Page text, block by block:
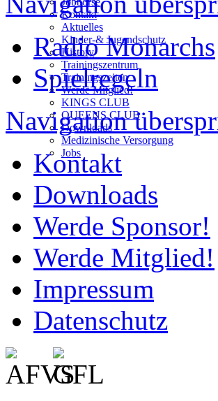
Kontakt
Aktuelles
Kinder-& Jugendschutz
History
Trainingszentrum
Trainingszeiten
Werde Mitglied!
KINGS CLUB
QUEENS CLUB
Downloads
Medizinische Versorgung
Jobs
Radio Monarchs
Spielregeln
Navigation
Kontakt
Downloads
Werde Sponsor!
Werde Mitglied!
Impressum
Datenschutz